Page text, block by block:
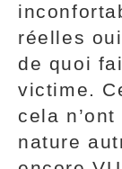
réelles
de quoi
victime.
cela
nature